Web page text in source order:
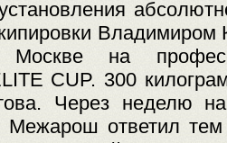
Владимиром
на
CUP. 300
Через неделю
Межарош ответил